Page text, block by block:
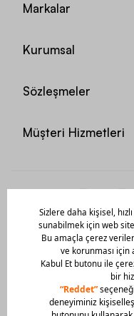
Markalar
Kurumsal
Sözleşmeler
Müşteri Hizmetleri
Mobil